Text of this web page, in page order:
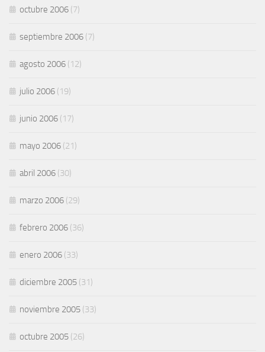
octubre 2006 (7)
septiembre 2006 (7)
agosto 2006 (12)
julio 2006 (19)
junio 2006 (17)
mayo 2006 (21)
abril 2006 (30)
marzo 2006 (29)
febrero 2006 (36)
enero 2006 (33)
diciembre 2005 (31)
noviembre 2005 (33)
octubre 2005 (26)